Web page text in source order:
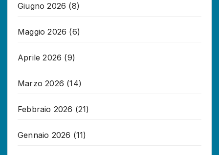
Giugno 2026 (8)
Maggio 2026 (6)
Aprile 2026 (9)
Marzo 2026 (14)
Febbraio 2026 (21)
Gennaio 2026 (11)